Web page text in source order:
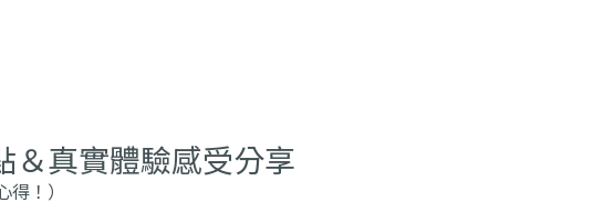
＆真實體驗感受分享
！）